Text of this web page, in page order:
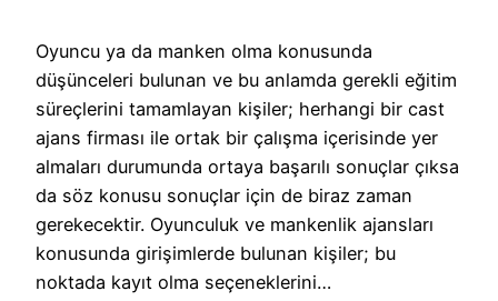
Oyuncu ya da manken olma konusunda
düşünceleri bulunan ve bu anlamda gerekli eğitim
süreçlerini tamamlayan kişiler; herhangi bir cast
ajans firması ile ortak bir çalışma içerisinde yer
almaları durumunda ortaya başarılı sonuçlar çıksa
da söz konusu sonuçlar için de biraz zaman
gerekecektir. Oyunculuk ve mankenlik ajansları
konusunda girişimlerde bulunan kişiler; bu
noktada kayıt olma seçeneklerini…